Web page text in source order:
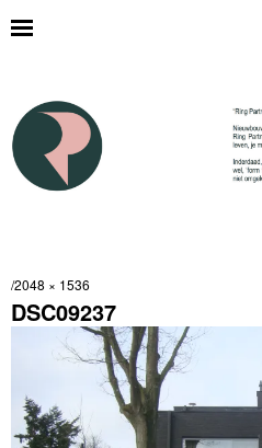
2048 × 1536
DSC09237